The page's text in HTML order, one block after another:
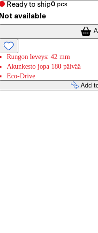
Ready to ship0 pcs
Not available
Rungon leveys: 42 mm
Akunkesto jopa 180 päivää
Eco-Drive
Add